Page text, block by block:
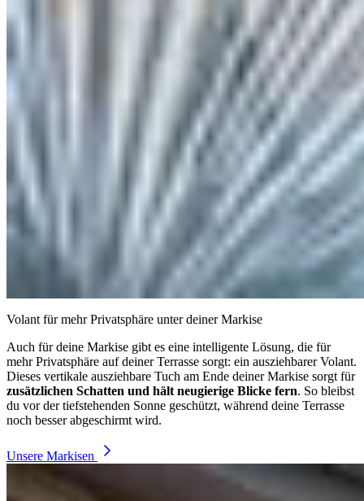
Volant für mehr Privatsphäre unter deiner Markise
Auch für deine Markise gibt es eine intelligente Lösung, die für
mehr Privatsphäre auf deiner Terrasse sorgt: ein ausziehbarer Volant.
Dieses vertikale ausziehbare Tuch am Ende deiner Markise sorgt für
zusätzlichen Schatten und hält neugierige Blicke fern. So bleibst
du vor der tiefstehenden Sonne geschützt, während deine Terrasse
noch besser abgeschirmt wird.
Unsere Markisen